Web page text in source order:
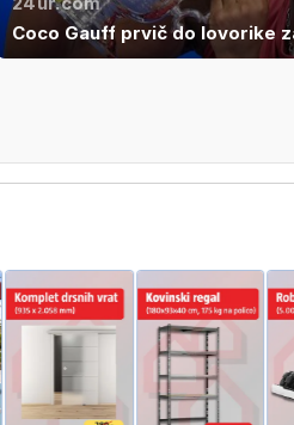
Coco Gauff prvič do lovorike